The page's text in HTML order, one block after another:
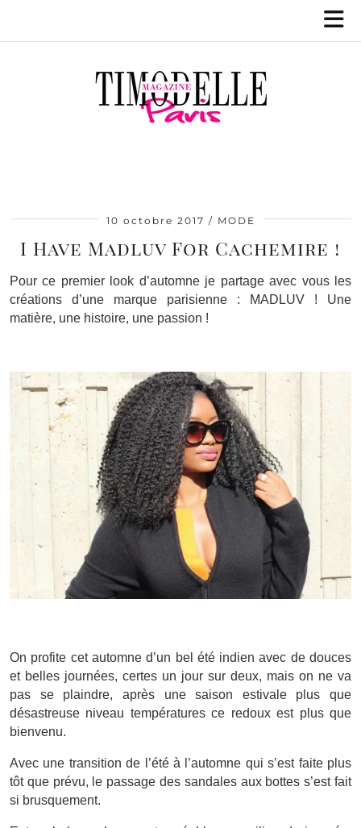
10 octobre 2017 MODE
I Have Madluv For Cachemire !
Pour ce premier look d’automne je partage avec vous les
créations d’une marque parisienne : MADLUV ! Une
matière, une histoire, une passion !
On profite cet automne d’un bel été indien avec de douces
et belles journées, certes un jour sur deux, mais on ne va
pas se plaindre, après une saison estivale plus que
désastreuse niveau températures ce redoux est plus que
bienvenu.
Avec une transition de l’été à l’automne qui s’est faite plus
tôt que prévu, le passage des sandales aux bottes s’est fait
si brusquement.